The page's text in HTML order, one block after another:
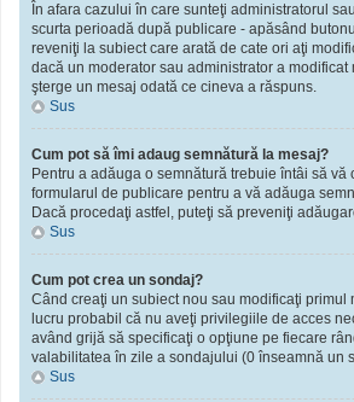
În afara cazului în care sunteţi administratorul
scurta perioadă după publicare - apăsând butonul
reveniţi la subiect care arată de cate ori aţi
dacă un moderator sau administrator a
şterge un mesaj odată ce cineva a răspuns.
Sus
Cum pot să îmi adaug semnătură la mesaj?
Pentru a adăuga o semnătură trebuie întâi să
formularul de publicare pentru a vă adăuga
Dacă procedaţi astfel, puteţi să preveniţi
Sus
Cum pot crea un sondaj?
Când creaţi un subiect nou sau modificaţi
lucru probabil că nu aveţi privilegiile de acces
având grijă să specificaţi o opţiune pe fiecare
valabilitatea în zile a sondajului (0 înseamnă un
Sus